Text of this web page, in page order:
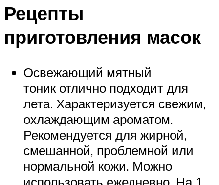
Рецепты
приготовления масок
Освежающий мятный
тоник отлично подходит для
лета. Характеризуется свежим,
охлаждающим ароматом.
Рекомендуется для жирной,
смешанной, проблемной или
нормальной кожи. Можно
использовать ежедневно. На 1